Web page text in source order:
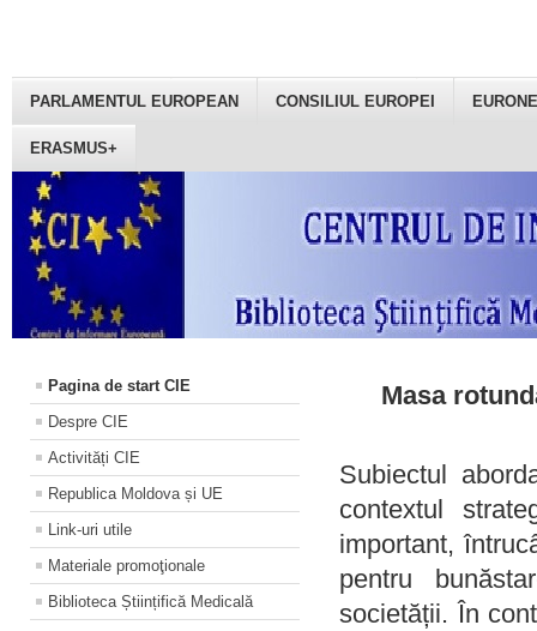
PARLAMENTUL EUROPEAN CONSILIUL EUROPEI
ERASMUS+
Pagina de start CIE
Despre CIE
Activități CIE
Republica Moldova și UE
Link-uri utile
Materiale promoţionale
Biblioteca Științifică Medicală
Masa
Subiectul
contextul
important,
pentru
societății. În